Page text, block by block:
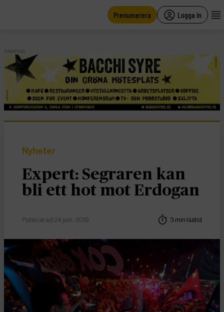
Prenumerera Logga in
ANNONS
Nyheter
Expert: Segraren kan
bli ett hot mot Erdogan
Publicerad 24 juni, 2019 3 min lästid